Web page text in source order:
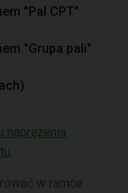
"Pal CPT"
"Grupa pali"
naprężenia
w ramce